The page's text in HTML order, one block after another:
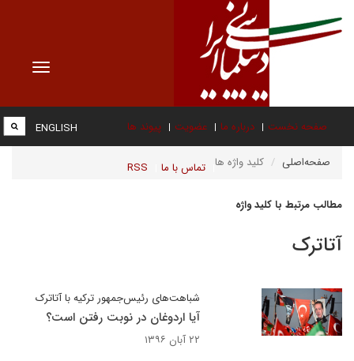
Toggle
صفحه نخست درباره ما عضویت پیوند ها
تماس با ما RSS
ENGLISH
صفحه‌اصلی کلید واژه ها
مطالب مرتبط با کلید واژه
آتاترک
شباهت‌های رئیس‌جمهور ترکیه با آتاترک
آیا اردوغان در نوبت رفتن است؟
۲۲ آبان ۱۳۹۶